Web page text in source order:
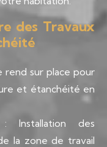
des Travaux
rend sur place pour
et étanchéité en
des
la zone de travail